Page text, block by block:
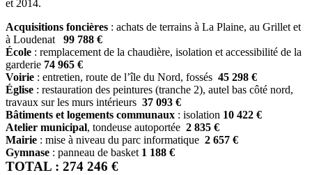
et 2014.
Acquisitions foncières : achats de terrains à La Plaine, au Grillet et
à Loudenat 99 788 €
École : remplacement de la chaudière, isolation et accessibilité de la
garderie 74 965 €
Voirie : entretien, route de l’île du Nord, fossés 45 298 €
Église : restauration des peintures (tranche 2), autel bas côté nord,
travaux sur les murs intérieurs 37 093 €
Bâtiments et logements communaux : isolation 10 422 €
Atelier municipal, tondeuse autoportée 2 835 €
Mairie : mise à niveau du parc informatique 2 657 €
Gymnase : panneau de basket 1 188 €
TOTAL : 274 246 €